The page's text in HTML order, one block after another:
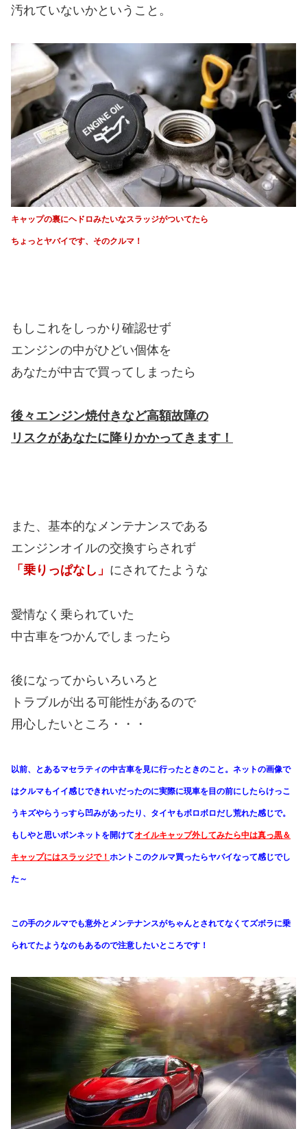
汚れていないかということ。
キャップの裏にヘドロみたいなスラッジがついてたら
ちょっとヤバイです、そのクルマ！
もしこれをしっかり確認せず
エンジンの中がひどい個体を
あなたが中古で買ってしまったら
後々エンジン焼付きなど高額故障の
リスクがあなたに降りかかってきます！
また、基本的なメンテナンスである
エンジンオイルの交換すらされず
「乗りっぱなし」 にされてたような
愛情なく乗られていた
中古車をつかんでしまったら
後になってからいろいろと
トラブルが出る可能性があるので
用心したいところ・・・
以前、とあるマセラティの中古車を見に行ったときのこと。ネットの画像で
はクルマもイイ感じできれいだったのに実際に現車を目の前にしたらけっこ
うキズやらうっすら凹みがあったり、タイヤもボロボロだし荒れた感じで。
もしやと思いボンネットを開けてオイルキャップ外してみたら中は真っ黒＆
キャップにはスラッジで！ ホントこのクルマ買ったらヤバイなって感じでし
た～
この手のクルマでも意外とメンテナンスがちゃんとされてなくてズボラに乗
られてたようなのもあるので注意したいところです！